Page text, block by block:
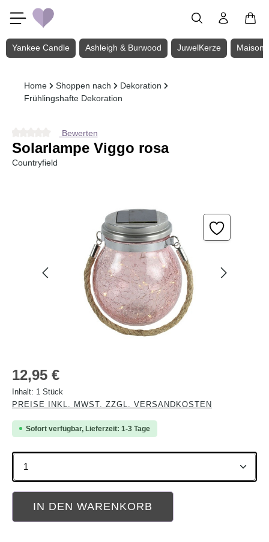
Zum Hauptinhalt springen
Yankee Candle Ashleigh & Burwood JuwelKerze Maison
Home Shoppen nach
Dekoration
Frühlingshafte Dekoration
Durchschnittliche Bewertung von 0 von 5 Sternen
Bewerten
Solarlampe Viggo rosa
Countryfield
Regulärer Preis:
12,95 €
Inhalt: 1 Stück
PREISE INKL. MWST. ZZGL. VERSANDKOSTEN
Sofort verfügbar, Lieferzeit: 1-3 Tage
Produkt Anzahl: Gib den gewünschten Wert ein
IN DEN WARENKORB